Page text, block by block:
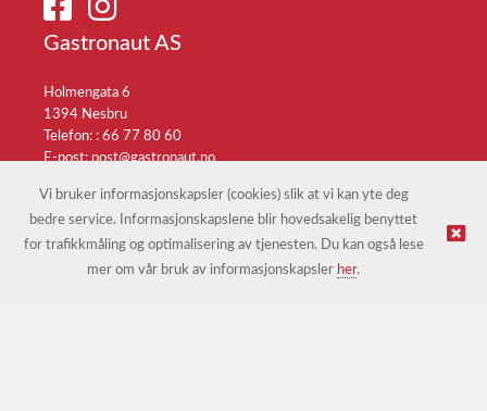
Gastronaut AS
Holmengata 6
1394 Nesbru
Telefon: : 66 77 80 60
E-post:post@gastronaut.no
© Gastronaut AS | Nettbutikk levert av Kréatif
Vi bruker informasjonskapsler (cookies) slik at vi kan yte deg
bedre service. Informasjonskapslene blir hovedsakelig benyttet
for trafikkmåling og optimalisering av tjenesten. Du kan også lese
mer om vår bruk av informasjonskapsler her.